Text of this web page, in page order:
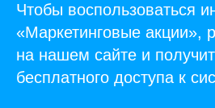
Чтобы воспользоваться
«Маркетинговые акции»,
на нашем сайте и
бесплатного доступа к